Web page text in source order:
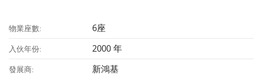
物業座數: 6座
入伙年份: 2000 年
發展商: 新鴻基